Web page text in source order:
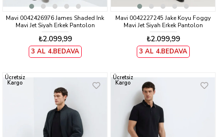
Mavi 0042426976 James Shaded Ink
Mavi Jet Siyah Erkek Pantolon
₺2.099,99
3 AL 4.BEDAVA
Mavi 0042227245 Jake Koyu Foggy
Mavi Jet Siyah Erkek Pantolon
₺2.099,99
3 AL 4.BEDAVA
Ücretsiz
Kargo
Ücretsiz
Kargo